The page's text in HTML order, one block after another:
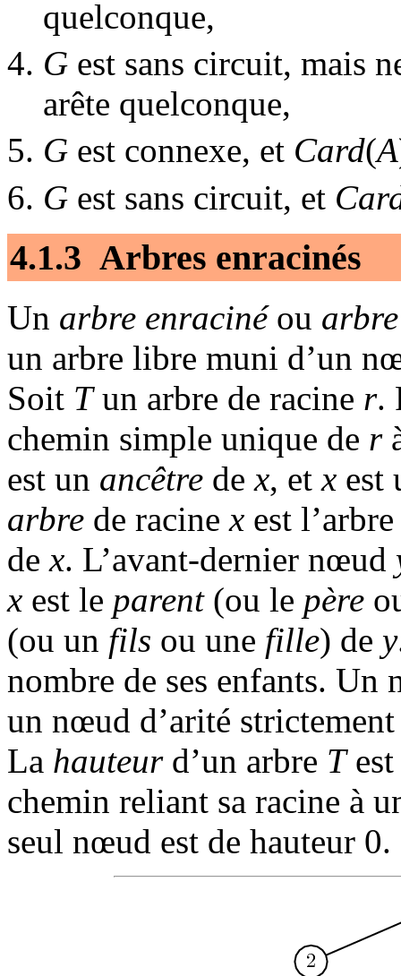
quelconque,
G est sans circuit, mais
arête quelconque,
G est connexe, et Card(A
G est sans circuit, et
4.1.3 Arbres enracinés
Un arbre enracinéou arbre
un arbre libre muni d’un
Soit Tun arbre de racine r.
chemin simple unique de r
est un ancêtre dex, etx est
arbre de racinex est
dex. L’avant-dernier nœud
x est le parent(ou le père
(ou un fils ou une fille) de y
nombre de ses enfants.
un nœud d’arité
La hauteurd’un arbre Test
chemin reliant sa racine à
seul nœud est de hauteur 0.